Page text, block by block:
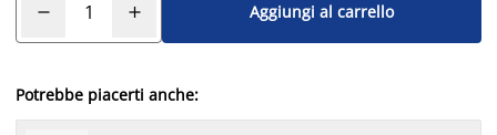
Aggiungi al carrello
Potrebbe piacerti anche: